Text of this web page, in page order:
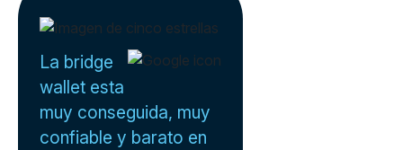
La bridge
wallet esta
muy conseguida, muy
confiable y barato en